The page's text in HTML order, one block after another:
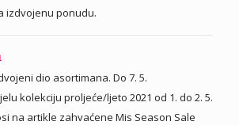
izdvojenu ponudu.
dio asortimana. Do 7. 5.
kolekciju proljeće/ljeto 2021 od 1. do 2. 5.
na artikle zahvaćene Mis Season Sale